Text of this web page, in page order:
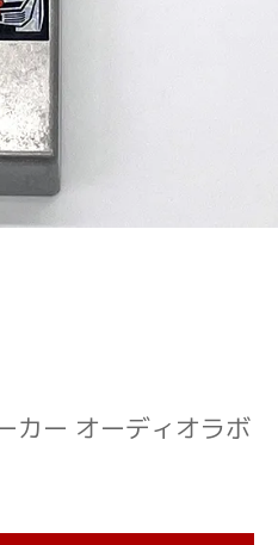
カー オーディオラボ